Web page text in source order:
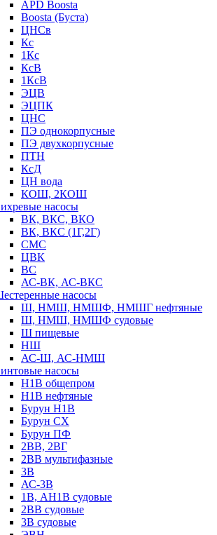
APD Boosta
Boosta (Буста)
ЦНСв
Кс
1Кс
КсВ
1КсВ
ЭЦВ
ЭЦПК
ЦНС
ПЭ однокорпусные
ПЭ двухкорпусные
ПТН
КсД
ЦН вода
КОШ, 2КОШ
насосы
ВК, ВКС, ВКО
ВК, ВКС (1Г,2Г)
СМС
ЦВК
ВС
АС-ВК, АС-ВКС
насосы
Ш, НМШ, НМШФ, НМШГ нефтяные
Ш, НМШ, НМШФ судовые
Ш пищевые
НШ
АС-Ш, АС-НМШ
насосы
Н1В общепром
Н1В нефтяные
Бурун Н1В
Бурун СХ
Бурун ПФ
2ВВ, 2ВГ
2ВВ мультифазные
3В
АС-3В
1В, АН1В судовые
2ВВ судовые
3В судовые